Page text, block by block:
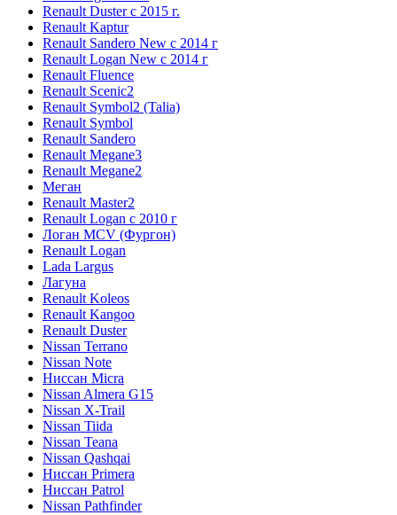
Renault Duster с 2015 г.
Renault Kaptur
Renault Sandero New с 2014 г
Renault Logan New с 2014 г
Renault Fluence
Renault Scenic2
Renault Symbol2 (Talia)
Renault Symbol
Renault Sandero
Renault Megane3
Renault Megane2
Меган
Renault Master2
Renault Logan c 2010 г
Логан МСV (Фургон)
Renault Logan
Lada Largus
Лагуна
Renault Koleos
Renault Kangoo
Renault Duster
Nissan Terrano
Nissan Note
Ниссан Micra
Nissan Almera G15
Nissan X-Trail
Nissan Tiida
Nissan Teana
Nissan Qashqai
Ниссан Primera
Ниссан Patrol
Nissan Pathfinder